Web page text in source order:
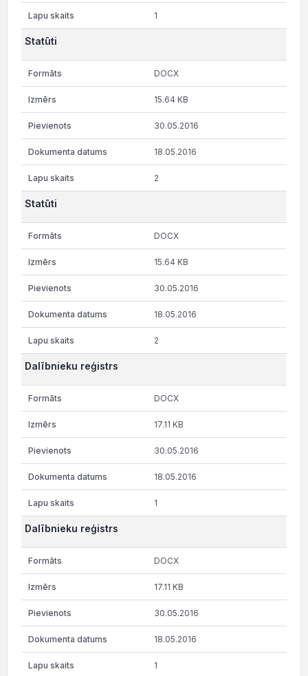
1
Statūti
DOCX
15.64 KB
30.05.2016
18.05.2016
2
Statūti
DOCX
15.64 KB
30.05.2016
18.05.2016
2
Dalībnieku reģistrs
DOCX
17.11 KB
30.05.2016
18.05.2016
1
Dalībnieku reģistrs
DOCX
17.11 KB
30.05.2016
18.05.2016
1